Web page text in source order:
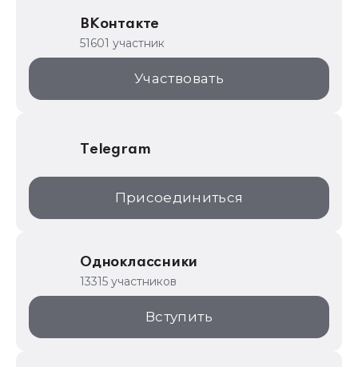
1С:Торговая площадка
ВКонтакте
51601 участник
Участвовать
Telegram
Присоединиться
Одноклассники
13315 участников
Вступить